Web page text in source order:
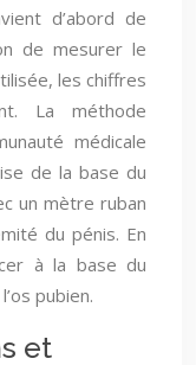
d’abord de
de mesurer le
les chiffres
La méthode
médicale
de la base du
un mètre ruban
du pénis. En
à la base du
pubien.
et